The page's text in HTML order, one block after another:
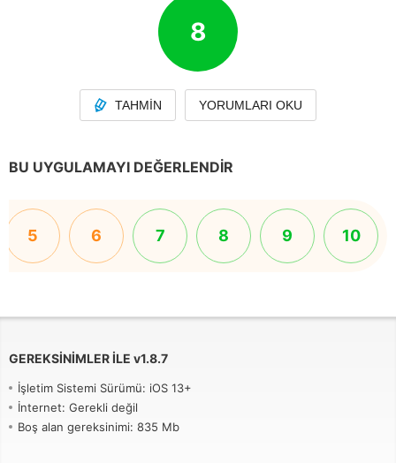
8
TAHMIN YORUMLARI OKU
BU UYGULAMAYI DEĞERLENDIR
5 6 7 8 9 10
GEREKSINIMLER ILE v1.8.7
İşletim Sistemi Sürümü: iOS 13+
İnternet: Gerekli değil
Boş alan gereksinimi: 835 Mb